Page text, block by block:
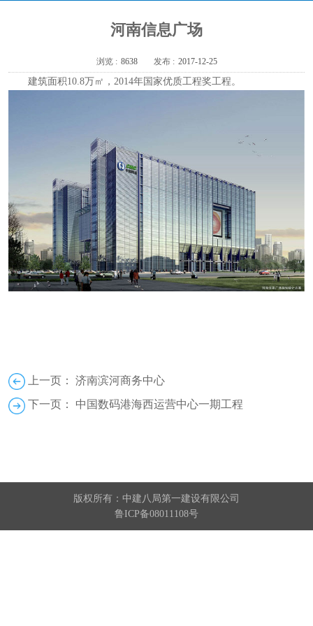
河南信息广场
浏览 : 8638 发布 : 2017-12-25
建筑面积10.8万㎡，2014年国家优质工程奖工程。
上一页： 济南滨河商务中心
下一页： 中国数码港海西运营中心一期工程
版权所有：中建八局第一建设有限公司
鲁ICP备08011108号